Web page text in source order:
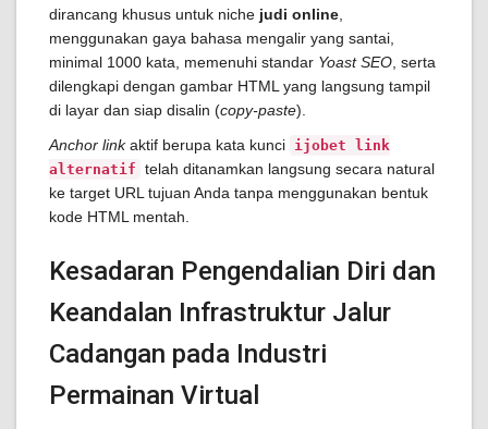
dirancang khusus untuk niche judi online
menggunakan gaya bahasa mengalir yang santai,
minimal 1000 kata, memenuhi standar Yoast SEO , serta
dilengkapi dengan gambar HTML yang langsung tampil
di layar dan siap disalin (copy-paste).
Anchor linkaktif berupa kata kunci ijobet link
alternatif telah ditanamkan langsung secara natural
ke target URL tujuan Anda tanpa menggunakan bentuk
kode HTML mentah.
Kesadaran Pengendalian Diri dan
Keandalan Infrastruktur Jalur
Cadangan pada Industri
Permainan Virtual